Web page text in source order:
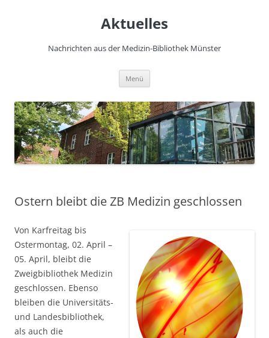
Aktuelles
Nachrichten aus der Medizin-Bibliothek Münster
Menü
Ostern bleibt die ZB Medizin geschlossen
Von Karfreitag bis
Ostermontag, 02. April –
05. April, bleibt die
Zweigbibliothek Medizin
geschlossen. Ebenso
bleiben die Universitäts-
und Landesbibliothek,
als auch die